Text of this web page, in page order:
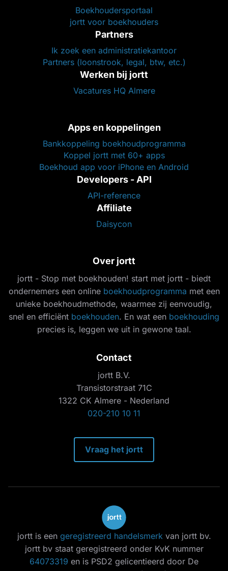
Boekhoudersportaal
jortt voor boekhouders
Partners
Ik zoek een administratiekantoor
Partners (loonstrook, legal, btw, etc.)
Werken bij jortt
Vacatures HQ Almere
Apps en koppelingen
Bankkoppeling boekhoudprogramma
Koppel jortt met 60+ apps
Boekhoud app voor iPhone en Android
Developers - API
API-reference
Affiliate
Daisycon
Over jortt
jortt - Stop met boekhouden! start met jortt - biedt
ondernemers een online boekhoudprogramma met een
unieke boekhoudmethode, waarmee zij eenvoudig,
snel en efficiënt boekhouden. En wat een boekhouding
precies is, leggen we uit in gewone taal.
Contact
jortt B.V.
Transistorstraat 71C
1322 CK Almere - Nederland
020-210 10 11
Vraag het jortt
jortt is een geregistreerd handelsmerk van jortt bv.
jortt bv staat geregistreerd onder KvK nummer
64073319 en is PSD2 gelicentieerd door De